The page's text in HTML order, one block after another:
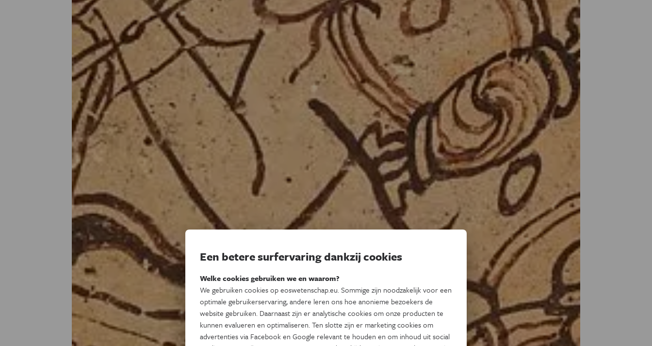
Een betere surfervaring dankzij cookies
Welke cookies gebruiken we en waarom?
We gebruiken cookies op eoswetenschap.eu. Sommige zijn noodzakelijk voor een
optimale gebruikerservaring, andere leren ons hoe anonieme bezoekers de
website gebruiken. Daarnaast zijn er analytische cookies om onze producten te
kunnen evalueren en optimaliseren. Ten slotte zijn er marketing cookies om
advertenties via Facebook en Google relevant te houden en om inhoud uit social